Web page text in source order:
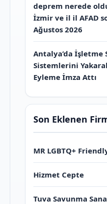
deprem nerede
İzmir ve il il AFAD
Ağustos 2026
Antalya’da İşletme
Sistemlerini
Eyleme İmza Attı
Son Eklenen
MR LGBTQ+
Hizmet Cepte
Tuva Savunma